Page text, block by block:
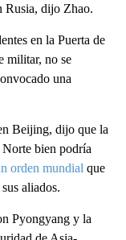
Rusia, dijo Zhao.
en la Puerta de
militar, no se
una
Beijing, dijo que la
Norte bien podría
orden mundial que
aliados.
Pyongyang y la